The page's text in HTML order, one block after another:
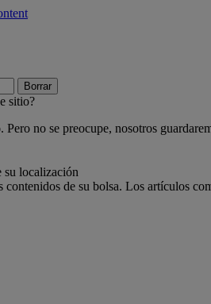
Borrar
sitio?
Pero no se preocupe, nosotros
su localización
de su bolsa. Los artículos